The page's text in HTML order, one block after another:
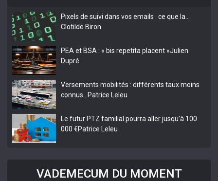
Pixels de suivi dans vos emails : ce que la…
Clotilde Biron
PEA et BSA : « bis repetita placent »Julien
Dupré
Versements mobilités : différents taux moins
connus…
Patrice Leleu
Le futur PTZ familial pourra aller jusqu’à 100
000 €Patrice Leleu
VADEMECUM DU MOMENT